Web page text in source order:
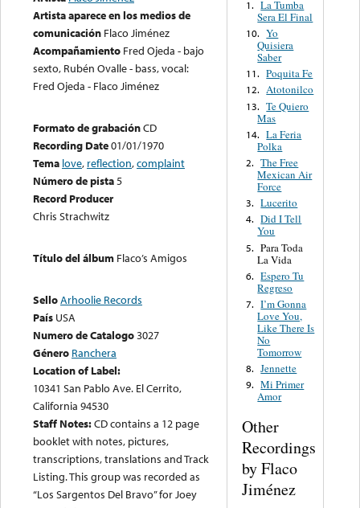
Artista aparece en los medios de
comunicación Flaco Jiménez
Acompañamiento Fred Ojeda - bajo
sexto, Rubén Ovalle - bass, vocal:
Fred Ojeda - Flaco Jiménez
Formato de grabaciónCD
Recording Date01/01/1970
Tema love, reflection,complaint
Número de pista5
Record Producer
Chris Strachwitz
Título del álbum Flaco’s Amigos
SelloArhoolie Records
País USA
Numero de Catalogo3027
Género Ranchera
Location of Label:
10341 San Pablo Ave. El Cerrito,
California 94530
Staff Notes:CD contains a 12 page
booklet with notes, pictures,
transcriptions, translations and Track
Listing. This group was recorded as
“Los Sargentos Del Bravo” for Joey
1. La Tumba
Sera El Final
10. Yo
Quisiera
Saber
11. Poquita Fe
12. Atotonilco
13. Te Quiero
Mas
14. La Feria
Polka
2. The Free
Mexican Air
Force
3. Lucerito
4. Did I Tell
You
5. Para Toda
La Vida
6. Espero Tu
Regreso
7. I’m Gonna
Love You,
Like There Is
No
Tomorrow
8. Jennette
9. Mi Primer
Amor
Other
Recordings
by Flaco
Jiménez